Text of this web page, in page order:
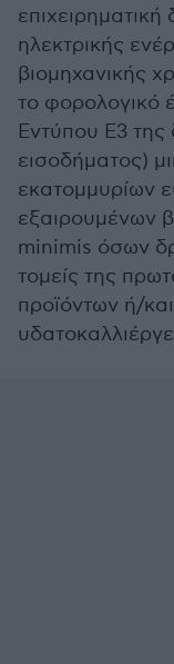
ηλεκτρικής
βιομηχανικής
το φορολογικό
Εντύπου Ε3
εισοδήματος)
εκατομμυρίων
εξαιρουμένων
minimis όσων
τομείς της
προϊόντων ή/